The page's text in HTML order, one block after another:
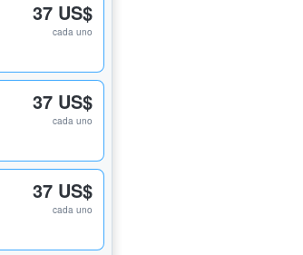
37 US$
cada uno
37 US$
cada uno
37 US$
cada uno